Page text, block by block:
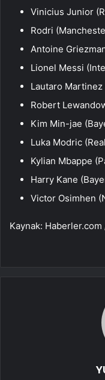
Vinicius Junior
Rodri
Antoine
Lionel Messi
Lautaro
Robert
Kim Min-jae
Luka Modric
Kylian Mbappe
Harry Kane
Victor Osimhen
Kaynak: Haberler.com